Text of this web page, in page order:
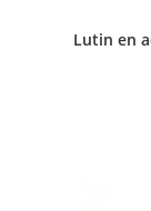
Lutin en